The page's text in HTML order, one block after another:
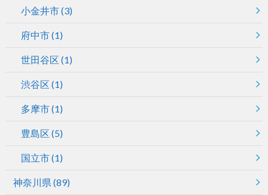
小金井市(3)
府中市(1)
世田谷区 (1)
渋谷区 (1)
多摩市(1)
豊島区 (5)
国立市(1)
神奈川県 (89)